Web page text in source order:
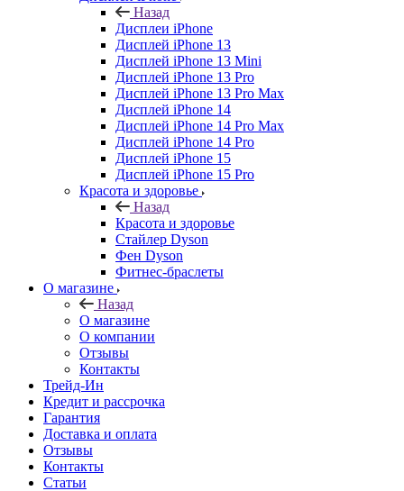
Назад
Дисплеи iPhone
Дисплей iPhone 13
Дисплей iPhone 13 Mini
Дисплей iPhone 13 Pro
Дисплей iPhone 13 Pro Max
Дисплей iPhone 14
Дисплей iPhone 14 Pro Max
Дисплей iPhone 14 Pro
Дисплей iPhone 15
Дисплей iPhone 15 Pro
Красота и здоровье
Назад
Красота и здоровье
Стайлер Dyson
Фен Dyson
Фитнес-браслеты
О магазине
Назад
О магазине
О компании
Отзывы
Контакты
Трейд-Ин
Кредит и рассрочка
Гарантия
Доставка и оплата
Отзывы
Контакты
Статьи